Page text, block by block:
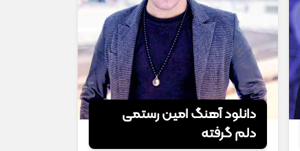
دانلود آهنگ امین رستمی
دلم گرفته